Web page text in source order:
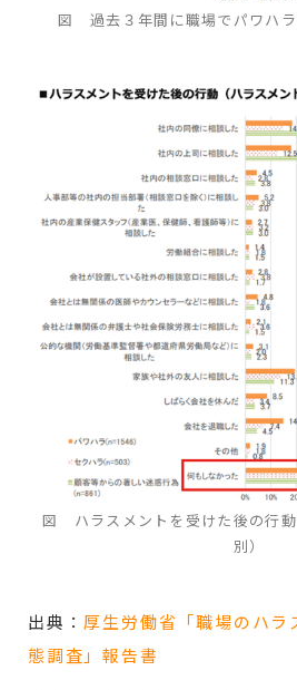
図 過去３年間に職場でパワハ
図 ハラスメントを受けた後の行
別）
出典：厚生労働省「職場のハラ
態調査」報告書